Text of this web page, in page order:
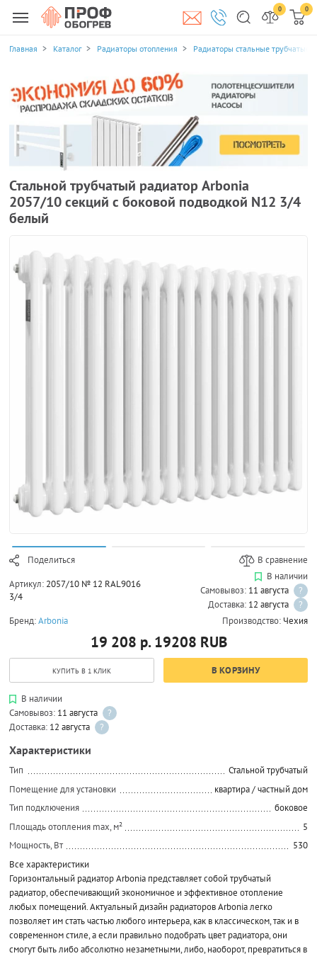
0 0
Главная Каталог Радиаторы отопления Радиаторы стальные трубчатые
Стальной трубчатый радиатор Arbonia
2057/10 секций с боковой подводкой N12 3/4
белый
Поделиться
В сравнение
Артикул: 2057/10 № 12 RAL9016
3/4
В наличии
Самовывоз: 11 августа
?
Доставка: 12 августа
?
Бренд:Arbonia Производство: Чехия
19 208 р. 19208 RUB
КУПИТЬ В 1 КЛИК В КОРЗИНУ
В наличии
Самовывоз: 11 августа
?
Доставка: 12 августа ?
Характеристики
Тип
Стальной трубчатый
Помещение для установки
квартира / частный дом
Тип подключения
боковое
Площадь отопления max, м²
5
Мощность, Вт
530
Все характеристики
Горизонтальный радиатор Arbonia представляет собой трубчатый
радиатор, обеспечивающий экономичное и эффективное отопление
любых помещений. Актуальный дизайн радиаторов Arbonia легко
позволяет им стать частью любого интерьера, как в классическом, так и в
современном стиле, а если правильно подобрать цвет радиатора, они
смогут быть либо абсолютно незаметными, либо, наоборот, превратиться в